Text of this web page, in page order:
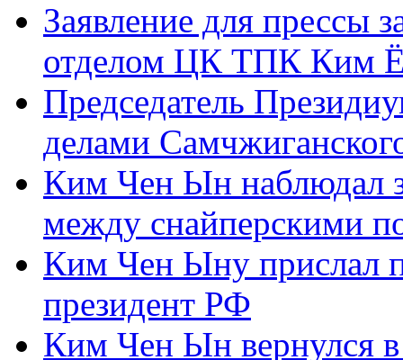
Заявление для прессы
отделом ЦК ТПК Ким
Председатель
делами
Ким Чен Ын наблюдал
между снайперскими
Ким Чен Ыну прислал
президент РФ
Ким Чен Ын вернулся